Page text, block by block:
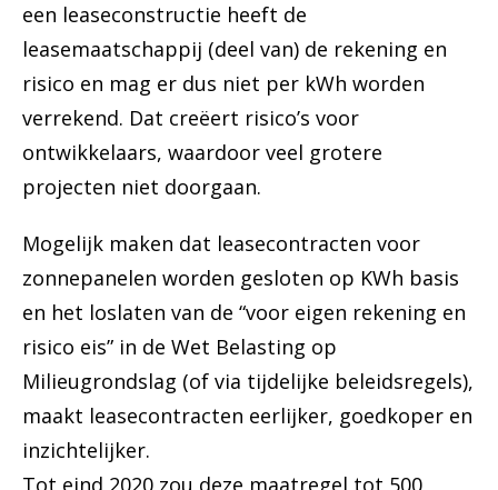
een leaseconstructie heeft de
leasemaatschappij (deel van) de rekening en
risico en mag er dus niet per kWh worden
verrekend. Dat creëert risico’s voor
ontwikkelaars, waardoor veel grotere
projecten niet doorgaan.
Mogelijk maken dat leasecontracten voor
zonnepanelen worden gesloten op KWh basis
en het loslaten van de “voor eigen rekening en
risico eis” in de Wet Belasting op
Milieugrondslag (of via tijdelijke beleidsregels),
maakt leasecontracten eerlijker, goedkoper en
inzichtelijker.
Tot eind 2020 zou deze maatregel tot 500